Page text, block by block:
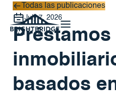
Todas las
Todas las publicaciones
July 7, 2026
Préstamos
basados